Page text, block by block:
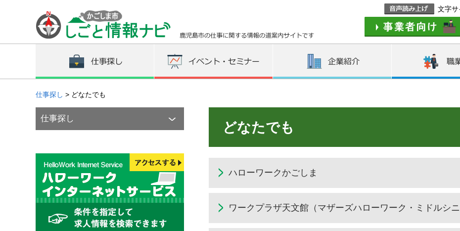
かごしま市しごと情報ナビ 鹿児島市の仕事に関する情報の道案内サイトです
文字サ
仕事探し > どなたでも
仕事探し
どなたでも
ハローワークかごしま
ワークプラザ天文館（マザーズハローワーク・ミドルシニ